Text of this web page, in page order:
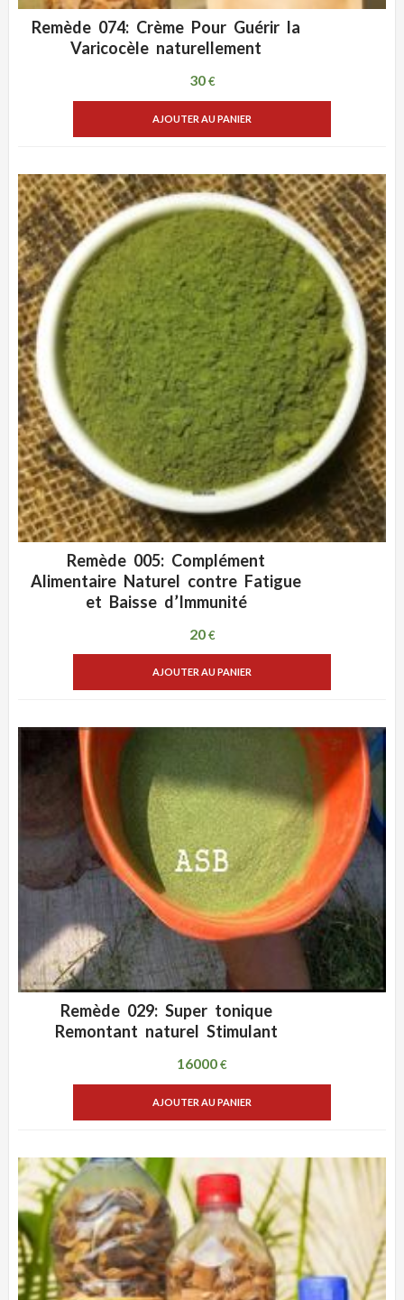
ADD WISHLIST
Remède 074: Crème Pour Guérir la
Varicocèle naturellement
30€
AJOUTER AU PANIER
ADD WISHLIST
Remède 005: Complément
Alimentaire Naturel contre Fatigue
et Baisse d’Immunité
20€
AJOUTER AU PANIER
ADD WISHLIST
Remède 029: Super tonique
Remontant naturel Stimulant
16000€
AJOUTER AU PANIER